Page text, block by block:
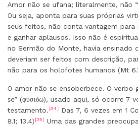
Amor não se ufana; literalmente, não
Ou seja, aponta para suas próprias
seus feitos, não conta vantagem para
e ganhar aplausos. Isso não é
no Sermão do Monte, havia ensinado
deveriam ser feitos com descrição,
não para os holofotes humanos (Mt
O amor não se ensoberbece. O verbo
se” (φυσιόω), usado aqui, só ocorre 7
testamento.[34] Das 7, 6 vezes em 1
8.1; 13.4)[35] Uma das grandes